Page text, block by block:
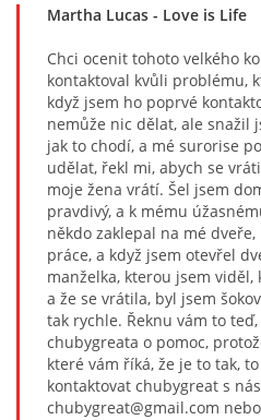
Martha Lucas - Love is Life
Chci ocenit tohoto velkého
kontaktoval kvůli problému,
když jsem ho poprvé
nemůže nic dělat, ale snažil
jak to chodí, a mé surorise
udělat, řekl mi, abych se
moje žena vrátí. Šel jsem
pravdivý, a k mému
někdo zaklepal na mé
práce, a když jsem otevřel
manželka, kterou jsem
a že se vrátila, byl jsem
tak rychle. Řeknu vám to
chubygreata o pomoc,
které vám říká, že je to tak,
kontaktovat chubygreat s
chubygreat@gmail.com